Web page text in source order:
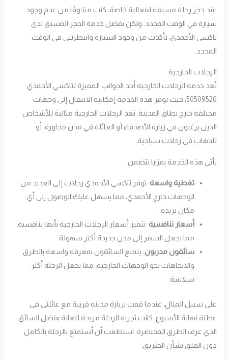
عند حجز رحلة مسبقة لفعالية خاصة، كنت متخوفًا من عدم وجود
سيارة في الوقت المحدد. ولكن بفضل خدمة الحجز المسبق لدى
تاكسي الأحمدي، تأكدت من وجود السيارة وانتظرتني في الوقت
المحدد.
الرحلات الخارجية
تُعد خدمة الرحلات الخارجية أحد الجوانب المميزة لتاكسي الأحمدي
50509520، حيث توفر هذه الخدمة إمكانية الانتقال إلى وجهات
مختلفة خارج نطاق المدينة. تعد الرحلات الخارجية مثالية للأشخاص
الذين يرغبون في زيارة الأصدقاء أو العائلة في مدن مجاورة، أو
للذهاب في رحلات سياحية.
تأتي هذه الخدمة بمزايا تتضمن:
تغطية واسعة: توفر تاكسي الأحمدي رحلات إلى العديد من
الوجهات خارج الأحمدي، مما يسهل عليك الوصول إلى أي
مكان تريده.
أسعار تنافسية: تتميز أسعار الرحلات الخارجية بأنها تنافسية،
مما يجعل السفر إلى مدن جديدة أكثر سهولة.
سائقون مدربون: يتمتع السائقون بمعرفة واسعة بالطرق
والاتجاهات نحو الوجهات الخارجية، مما يجعل الرحلة أكثر
سلاسة.
على سبيل المثال، عندما قمت بزيارة مدينة قريبة مع عائلتي في
عطلة نهاية الأسبوع، كانت تجربة الرحلة مريحة للغاية بفضل السائق
الذي عرف الطرق المختصرة. استطعت أن أستمتع بالرحلة بالكامل
دون القلق بشأن الطريق.